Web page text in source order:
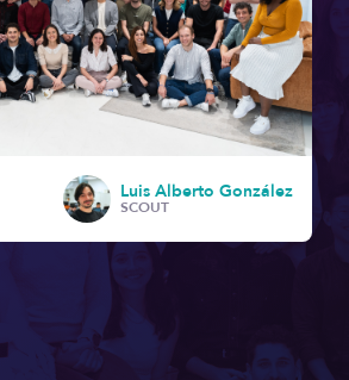
Luis Alberto González
SCOUT